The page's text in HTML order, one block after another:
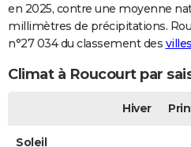
en 2025, contre une moyenne
millimètres de précipitations.
n°27 034 du classement des
Climat à Roucourt par
Hiver
Soleil